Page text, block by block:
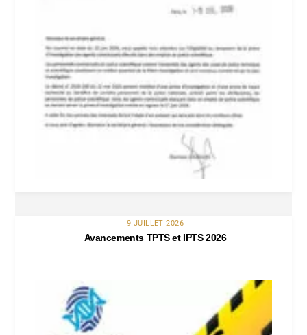
9 JUILLET 2026
Avancements TPTS et IPTS 2026